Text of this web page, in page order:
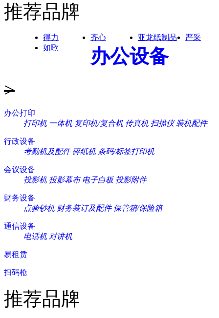
推荐品牌
得力 齐心 亚龙纸制品
严采
如歌
办公设备
>
办公打印
打印机 一体机 复印机/复合机 传真机 扫描仪 装机配件
行政设备
考勤机及配件 碎纸机 条码/标签打印机
会议设备
投影机 投影幕布 电子白板 投影附件
财务设备
点验钞机 财务装订及配件 保管箱/保险箱
通信设备
电话机 对讲机
易租赁
扫码枪
推荐品牌